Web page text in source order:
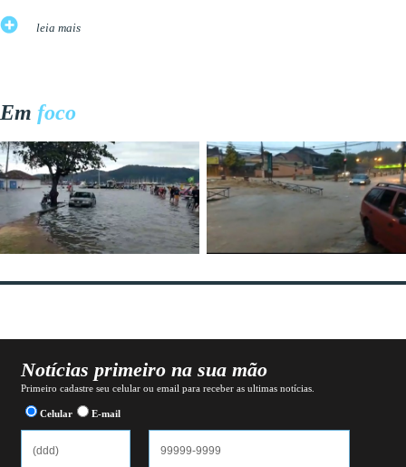
leia mais
Em foco
Notícias primeiro na sua mão
Primeiro cadastre seu celular ou email para receber as ultimas notícias.
Celular E-mail